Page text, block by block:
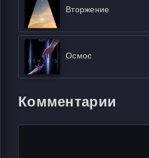
Вторжение
Осмос
Комментарии